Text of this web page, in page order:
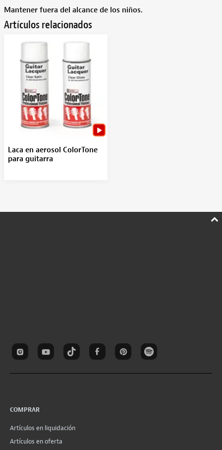
Mantener fuera del alcance de los niños.
Artículos relacionados
Laca en aerosol ColorTone
para guitarra
COMPRAR
Artículos en liquidación
Artículos en oferta